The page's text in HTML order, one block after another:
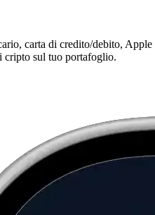
carta di credito/debito, Apple
cripto sul tuo portafoglio.